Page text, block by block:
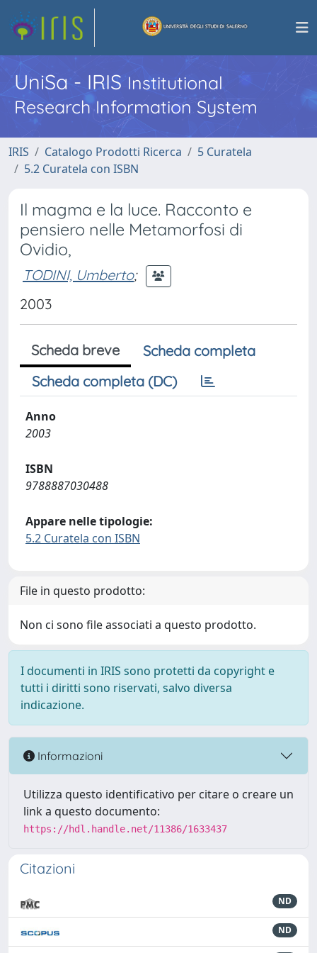
UniSa - IRISInstitutional
Research Information System
IRIS Catalogo Prodotti Ricerca
5 Curatela
5.2 Curatela con ISBN
Il magma e la luce. Racconto e
pensiero nelle Metamorfosi di
Ovidio,
TODINI, Umberto;
2003
Scheda breve
Scheda completa
Scheda completa (DC)
Anno
2003
ISBN
9788887030488
Appare nelle tipologie:
5.2 Curatela con ISBN
File in questo prodotto:
Non ci sono file associati a questo prodotto.
I documenti in IRIS sono protetti da copyright e
tutti i diritti sono riservati, salvo diversa
indicazione.
Informazioni
Utilizza questo identificativo per citare o creare un
link a questo documento:
https://hdl.handle.net/11386/1633437
Citazioni
ND
ND